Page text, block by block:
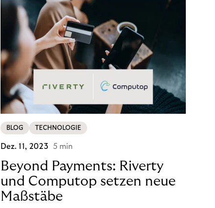
(DSGVO) – geraten viele Unternehmen an die
Grenzen traditioneller Compliance-Mechanismen.
BLOG TECHNOLOGIE
Dez. 11, 2023 5 min
Beyond Payments: Riverty
und Computop setzen neue
Maßstäbe